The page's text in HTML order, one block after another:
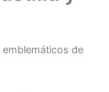
de